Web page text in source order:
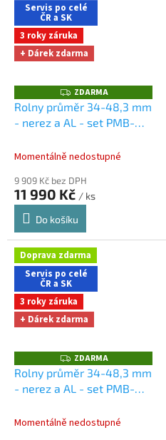
Servis po celé
ČR a SK
3 roky záruka
+ Dárek zdarma
Z
D
A
R
ZDARMA
Rolny průměr 34-48,3 mm
- nerez a AL - set PMB-
zdarma při nákupu na e-
Momentálně nedostupné
9 909 Kč bez DPH
11 990 Kč / ks
Do košíku
Doprava zdarma
Servis po celé
ČR a SK
3 roky záruka
+ Dárek zdarma
Z
D
A
R
ZDARMA
Rolny průměr 34-48,3 mm
- nerez a AL - set PMB-
zdarma při nákupu na e-
Momentálně nedostupné